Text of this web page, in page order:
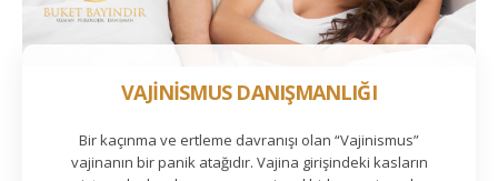
VAJİNİSMUS DANIŞMANLIĞI
Bir kaçınma ve ertleme davranışı olan “Vajinismus”
vajinanın bir panik atağıdır. Vajina girişindeki kasların